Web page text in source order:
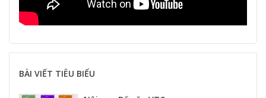
BÀI VIẾT TIÊU BIỂU